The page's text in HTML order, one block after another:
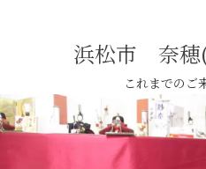
浜松市 奈穂
これまでのご